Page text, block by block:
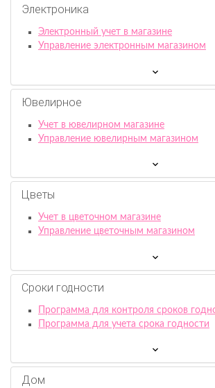
Электроника
Электронный учет в магазине
Управление электронным магазином
Ювелирное
Учет в ювелирном магазине
Управление ювелирным магазином
Цветы
Учет в цветочном магазине
Управление цветочным магазином
Сроки годности
Программа для контроля сроков
Программа для учета срока годности
Дом